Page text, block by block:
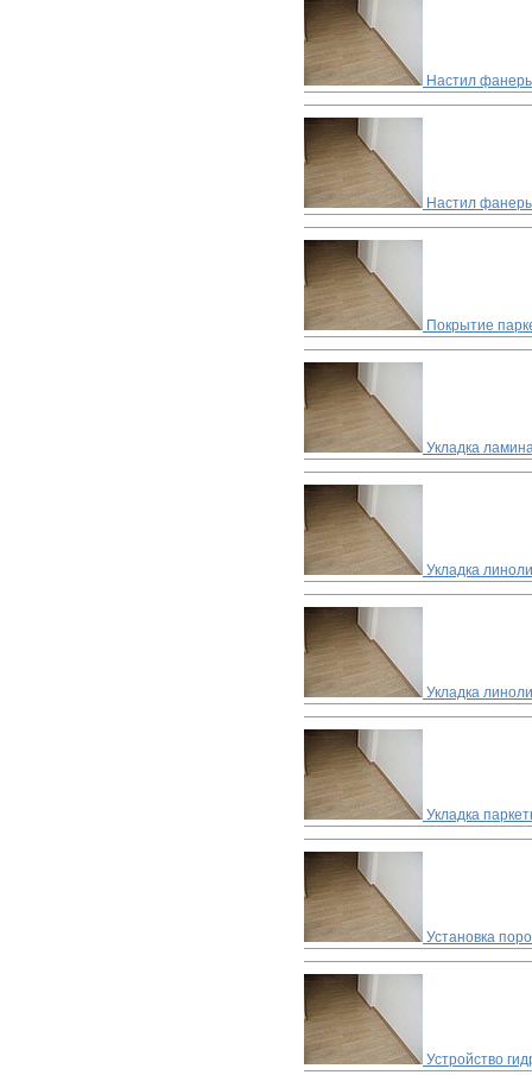
Настил
Настил
Покрытие
Укладка
Укладка
Укладка
Укладка
Установка
Устройство